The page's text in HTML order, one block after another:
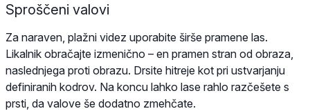
Sproščeni valovi
Za naraven, plažni videz uporabite širše pramene las.
Likalnik obračajte izmenično – en pramen stran od obraza,
naslednjega proti obrazu. Drsite hitreje kot pri ustvarjanju
definiranih kodrov. Na koncu lahko lase rahlo razčešete s
prsti, da valove še dodatno zmehčate.